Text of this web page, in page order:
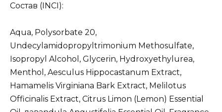
Состав (INCI):
Aqua, Polysorbate 20,
Undecylamidopropyltrimonium Methosulfate,
Isopropyl Alcohol, Glycerin, Hydroxyethylurea,
Menthol, Aesculus Hippocastanum Extract,
Hamamelis Virginiana Bark Extract, Melilotus
Officinalis Extract, Citrus Limon (Lemon) Essential